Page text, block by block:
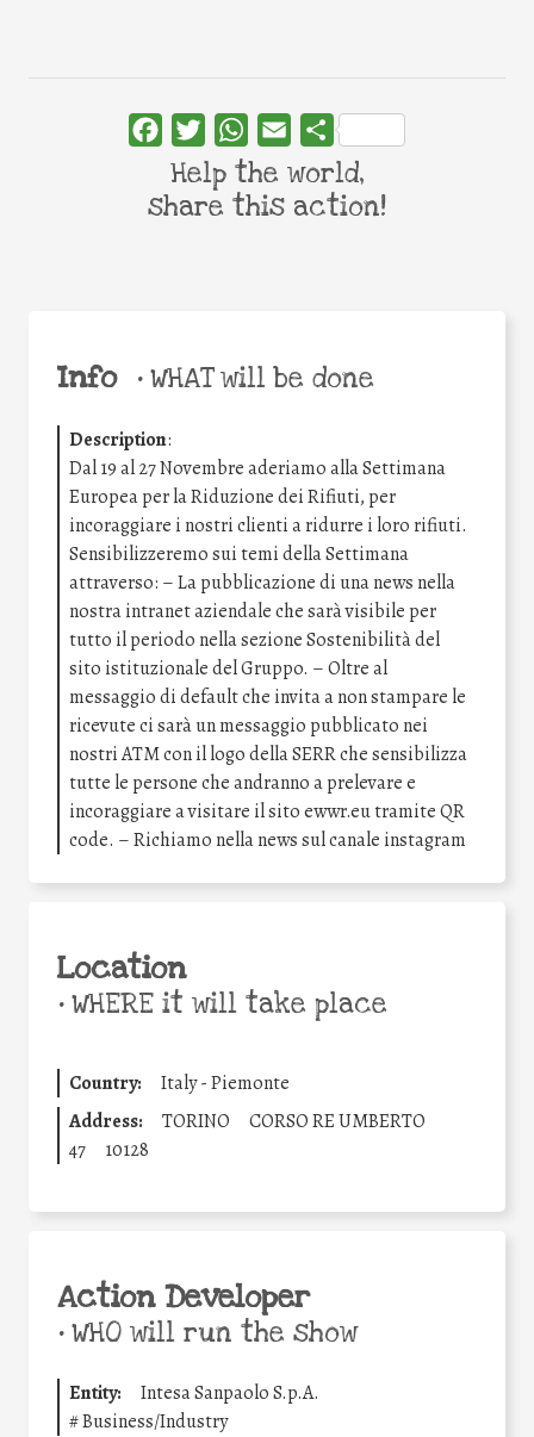
Info •WHAT will be done
Description:
Dal 19 al 27 Novembre aderiamo alla Settimana
Europea per la Riduzione dei Rifiuti, per
incoraggiare i nostri clienti a ridurre i loro rifiuti.
Sensibilizzeremo sui temi della Settimana
attraverso: – La pubblicazione di una news nella
nostra intranet aziendale che sarà visibile per
tutto il periodo nella sezione Sostenibilità del
sito istituzionale del Gruppo. – Oltre al
messaggio di default che invita a non stampare le
ricevute ci sarà un messaggio pubblicato nei
nostri ATM con il logo della SERR che sensibilizza
tutte le persone che andranno a prelevare e
incoraggiare a visitare il sito ewwr.eu tramite QR
code. – Richiamo nella news sul canale instagram
Location
•WHERE it will take place
Country:
Italy - Piemonte
Address:
TORINO
CORSO RE UMBERTO
47
10128
Action Developer
•WHO will run the show
Entity:
Intesa Sanpaolo S.p.A.
#Business/Industry
FacebookTwitterWhatsApp
Email Share
Help the world,
share this action!